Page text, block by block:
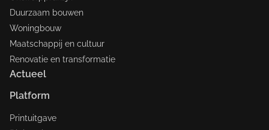
Duurzaam bouwen
Woningbouw
Maatschappij en cultuur
Renovatie en transformatie
Actueel
Platform
Printuitgave